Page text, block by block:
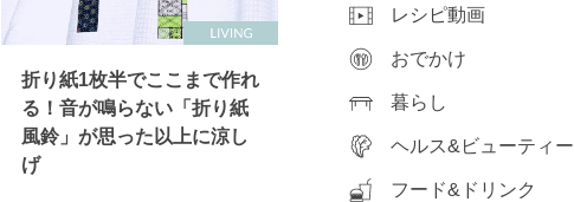
折り紙1枚半でここまで作れ
る！音が鳴らない「折り紙
風鈴」が思った以上に涼し
げ
レシピ動画
おでかけ
暮らし
ヘルス&ビューティー
フード&ドリンク